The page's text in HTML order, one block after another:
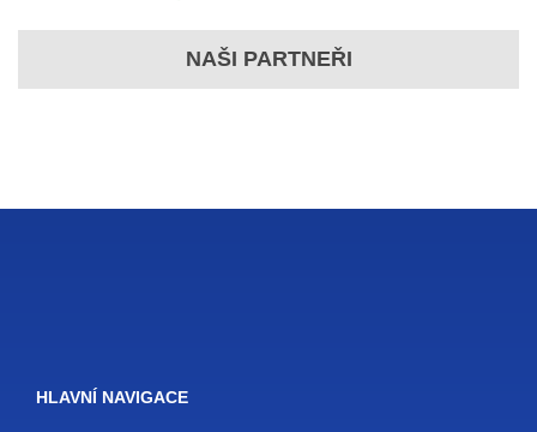
NAŠI PARTNEŘI
HLAVNÍ NAVIGACE